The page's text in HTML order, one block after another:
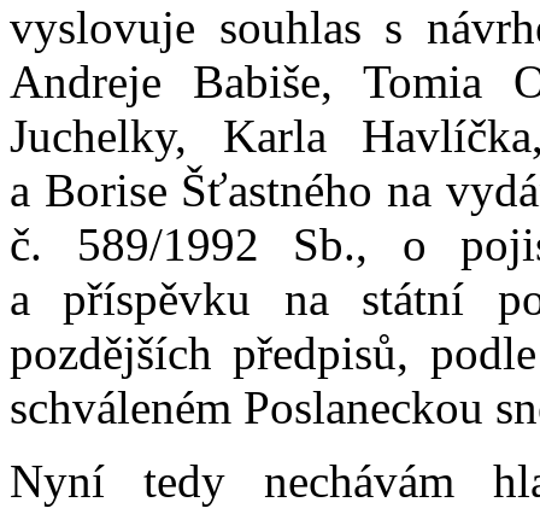
vyslovuje souhlas s
Andreje Babiše, Tomia
Juchelky, Karla
a Borise Šťastného na
č. 589/1992 Sb., o
a příspěvku na státní
pozdějších předpisů,
schváleném Poslaneckou
Nyní tedy nechávám